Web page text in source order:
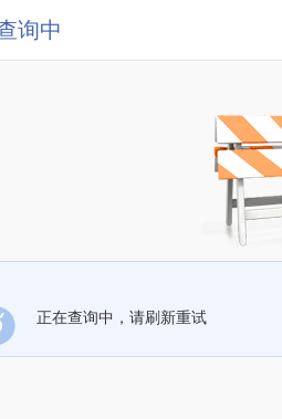
询中
正在查询中，请刷新重试